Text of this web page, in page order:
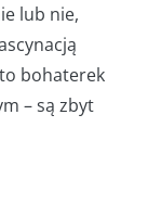
lub nie,
bohaterek
– są zbyt